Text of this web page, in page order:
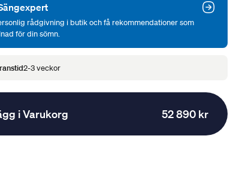
rådgivning i butik och få rekommendationer som
för din sömn.
2-3 veckor
i Varukorg 52 890 kr